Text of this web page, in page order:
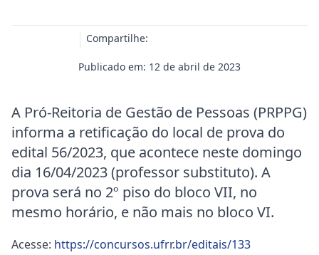
Publicado em: 12 de abril de 2023
Compartilhe:
A Pró-Reitoria de Gestão de Pessoas (PRPPG)
informa a retificação do local de prova do
edital 56/2023, que acontece neste domingo
dia 16/04/2023 (professor substituto). A
prova será no 2º piso do bloco VII, no
mesmo horário, e não mais no bloco VI.
Acesse: https://concursos.ufrr.br/editais/133